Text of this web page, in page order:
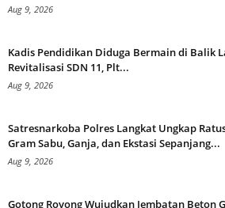
Aug 9, 2026
Kadis Pendidikan Diduga Bermain di Balik
Revitalisasi SDN 11, Plt...
Aug 9, 2026
Satresnarkoba Polres Langkat Ungkap
Gram Sabu, Ganja, dan Ekstasi Sepanjang...
Aug 9, 2026
Gotong Royong Wujudkan Jembatan Beton